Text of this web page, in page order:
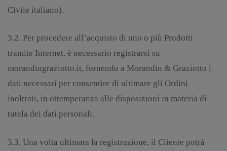
Civile italiano).
3.2. Per procedere all’acquisto di uno o più Prodotti
tramite Internet, è necessario registrarsi su
morandingraziotto.it, fornendo a Morandin & Graziotto i
dati necessari per consentire di ultimare gli Ordini
inoltrati, in ottemperanza alle disposizioni in materia di
tutela dei dati personali.
3.3. Una volta ultimata la registrazione, il Cliente potrà